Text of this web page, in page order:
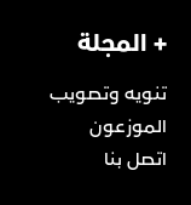
+ المجلة
تنويه وتصويب
الموزعون
اتصل بنا